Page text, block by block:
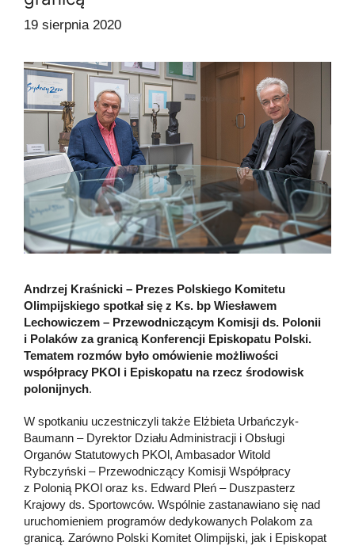
19 sierpnia 2020
Andrzej Kraśnicki – Prezes Polskiego Komitetu
Olimpijskiego spotkał się z Ks. bp Wiesławem
Lechowiczem – Przewodniczącym Komisji ds. Polonii
i Polaków za granicą Konferencji Episkopatu Polski.
Tematem rozmów było omówienie możliwości
współpracy PKOl i Episkopatu na rzecz środowisk
polonijnych.
W spotkaniu uczestniczyli także Elżbieta Urbańczyk-
Baumann – Dyrektor Działu Administracji i Obsługi
Organów Statutowych PKOl, Ambasador Witold
Rybczyński – Przewodniczący Komisji Współpracy
z Polonią PKOl oraz ks. Edward Pleń – Duszpasterz
Krajowy ds. Sportowców. Wspólnie zastanawiano się nad
uruchomieniem programów dedykowanych Polakom za
granicą. Zarówno Polski Komitet Olimpijski, jak i Episkopat